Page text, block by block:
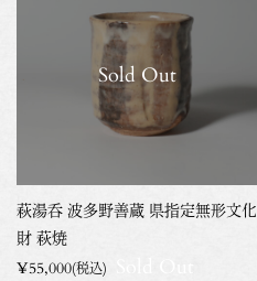
Sold Out
萩湯呑 波多野善蔵 県指定無形文化
財 萩焼
¥55,000(税込)